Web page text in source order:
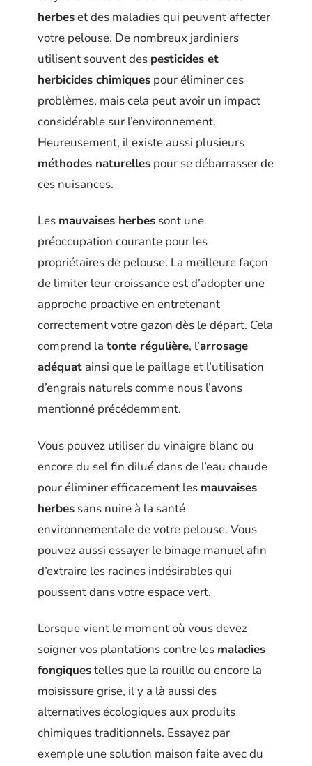
herbeset des maladies qui peuvent affecter
votre pelouse. De nombreux jardiniers
utilisent souvent des pesticides et
herbicides chimiques pour éliminer ces
problèmes, mais cela peut avoir un impact
considérable sur l’environnement.
Heureusement, il existe aussi plusieurs
méthodes naturelles pour se débarrasser de
ces nuisances.
Les mauvaises herbes sont une
préoccupation courante pour les
propriétaires de pelouse. La meilleure façon
de limiter leur croissance est d’adopter une
approche proactive en entretenant
correctement votre gazon dès le départ. Cela
comprend la tonte régulière, l’arrosage
adéquat ainsi que le paillage et l’utilisation
d’engrais naturels comme nous l’avons
mentionné précédemment.
Vous pouvez utiliser du vinaigre blanc ou
encore du sel fin dilué dans de l’eau chaude
pour éliminer efficacement les mauvaises
herbes sans nuire à la santé
environnementale de votre pelouse. Vous
pouvez aussi essayer le binage manuel afin
d’extraire les racines indésirables qui
poussent dans votre espace vert.
Lorsque vient le moment où vous devez
soigner vos plantations contre les maladies
fongiquestelles que la rouille ou encore la
moisissure grise, il y a là aussi des
alternatives écologiques aux produits
chimiques traditionnels. Essayez par
exemple une solution maison faite avec du